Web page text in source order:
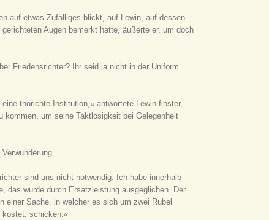
auf etwas Zufälliges blickt, auf Lewin, auf dessen
Augen bemerkt hatte, äußerte er, um doch
Friedensrichter? Ihr seid ja nicht in der Uniform
thörichte Institution,« antwortete Lewin finster,
um seine Taktlosigkeit bei Gelegenheit
sind uns nicht notwendig. Ich habe innerhalb
das wurde durch Ersatzleistung ausgeglichen. Der
einer Sache, in welcher es sich um zwei Rubel
kostet, schicken.«